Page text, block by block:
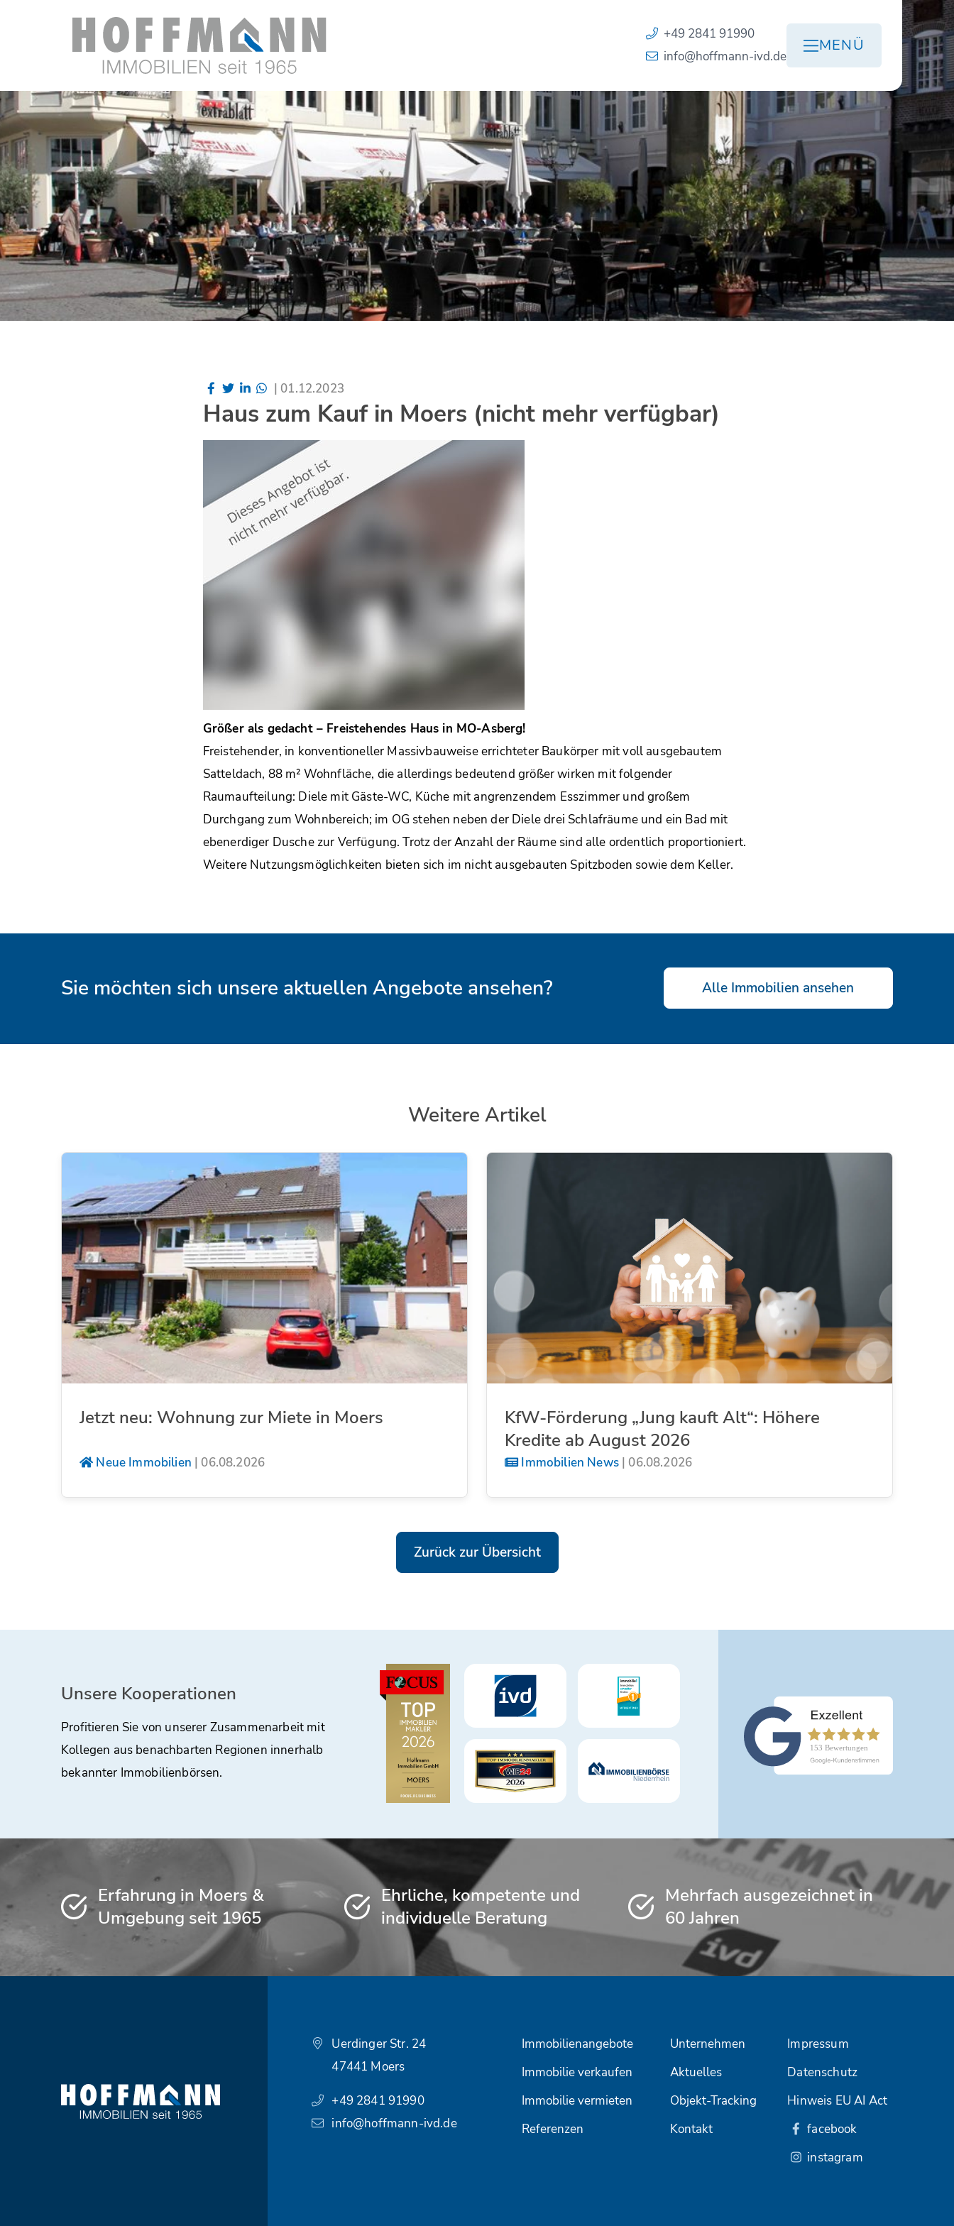
+49 2841 91990
info@hoffmann-ivd.de
MENÜ
| 01.12.2023
Haus zum Kauf in Moers (nicht mehr verfügbar)
Größer als gedacht – Freistehendes Haus in MO-Asberg!
Freistehender, in konventioneller Massivbauweise errichteter Baukörper mit voll ausgebautem
Satteldach, 88 m² Wohnfläche, die allerdings bedeutend größer wirken mit folgender
Raumaufteilung: Diele mit Gäste-WC, Küche mit angrenzendem Esszimmer und großem
Durchgang zum Wohnbereich; im OG stehen neben der Diele drei Schlafräume und ein Bad mit
ebenerdiger Dusche zur Verfügung. Trotz der Anzahl der Räume sind alle ordentlich proportioniert.
Weitere Nutzungsmöglichkeiten bieten sich im nicht ausgebauten Spitzboden sowie dem Keller.
Sie möchten sich unsere aktuellen Angebote ansehen? Alle Immobilien ansehen
Weitere Artikel
Jetzt neu: Wohnung zur Miete in Moers
Neue Immobilien | 06.08.2026
KfW-Förderung „Jung kauft Alt“: Höhere
Kredite ab August 2026
Immobilien News| 06.08.2026
Zurück zur Übersicht
Unsere Kooperationen
Profitieren Sie von unserer Zusammenarbeit mit
Kollegen aus benachbarten Regionen innerhalb
bekannter Immobilienbörsen.
Erfahrung in Moers &
Umgebung seit 1965
Ehrliche, kompetente und
individuelle Beratung
Mehrfach ausgezeichnet in
60 Jahren
Uerdinger Str. 24
47441 Moers
+49 2841 91990
info@hoffmann-ivd.de
Immobilienangebote
Unternehmen
Immobilie verkaufen
Aktuelles
Immobilie vermieten
Objekt-Tracking
Referenzen
Kontakt
Impressum
Datenschutz
Hinweis EU AI Act
facebook
instagram